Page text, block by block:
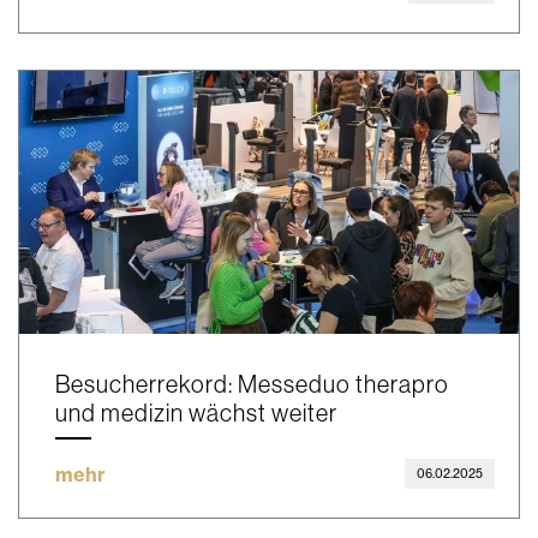
Besucherrekord: Messeduo therapro
und medizin wächst weiter
mehr 06.02.2025